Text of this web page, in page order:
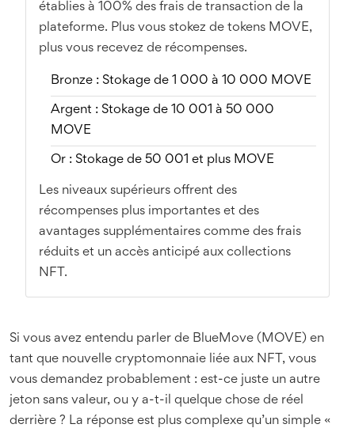
établies à 100% des frais de transaction de la
plateforme. Plus vous stokez de tokens MOVE,
plus vous recevez de récompenses.
Bronze : Stokage de 1 000 à 10 000 MOVE
Argent : Stokage de 10 001 à 50 000
MOVE
Or : Stokage de 50 001 et plus MOVE
Les niveaux supérieurs offrent des
récompenses plus importantes et des
avantages supplémentaires comme des frais
réduits et un accès anticipé aux collections
NFT.
Si vous avez entendu parler de BlueMove (MOVE) en
tant que nouvelle cryptomonnaie liée aux NFT, vous
vous demandez probablement : est-ce juste un autre
jeton sans valeur, ou y a-t-il quelque chose de réel
derrière ? La réponse est plus complexe qu’un simple «